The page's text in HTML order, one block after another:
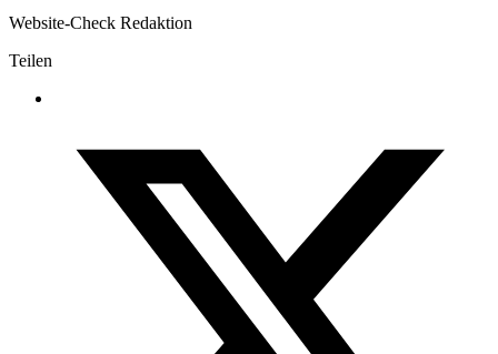
Website-Check Redaktion
Teilen